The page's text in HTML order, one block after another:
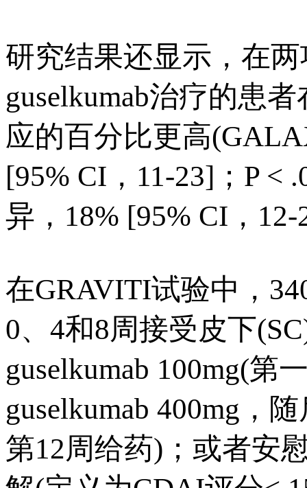
研究结果还显示，在
guselkumab治疗的患
应的百分比更高
[95% CI，11-23]；P <
异，18% [95% CI，12-
在GRAVITI试验中，
0、4和8周接受皮下
guselkumab 100mg(第
guselkumab 400mg，
第12周给药)；或者安